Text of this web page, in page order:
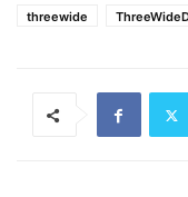
threewide